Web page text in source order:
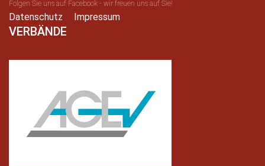
Folgen Sie uns auf Facebook - wir freuen uns auf Sie!
Datenschutz Impressum
VERBÄNDE